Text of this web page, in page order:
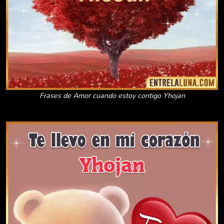
Frases de Amor cuando estoy contigo Yhojan